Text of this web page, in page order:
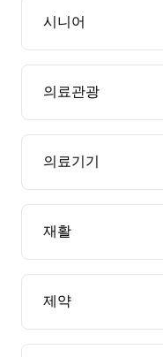
시니어
의료관광
의료기기
재활
제약